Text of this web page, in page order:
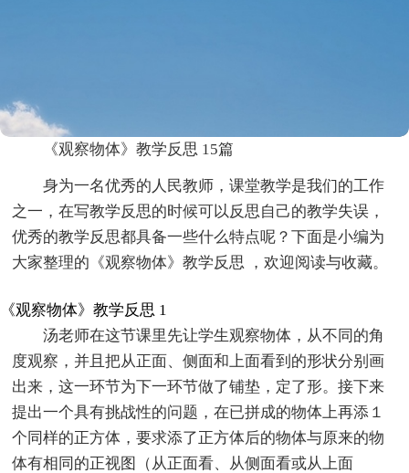
《观察物体》教学反思 15篇
身为一名优秀的人民教师，课堂教学是我们的工作
之一，在写教学反思的时候可以反思自己的教学失误，
优秀的教学反思都具备一些什么特点呢？下面是小编为
大家整理的《观察物体》教学反思 ，欢迎阅读与收藏。
《观察物体》教学反思 1
汤老师在这节课里先让学生观察物体，从不同的角
度观察，并且把从正面、侧面和上面看到的形状分别画
出来，这一环节为下一环节做了铺垫，定了形。接下来
提出一个具有挑战性的问题，在已拼成的物体上再添１
个同样的正方体，要求添了正方体后的物体与原来的物
体有相同的正视图（从正面看、从侧面看或从上面